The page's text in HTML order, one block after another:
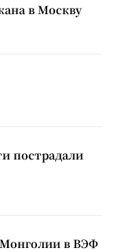
в Москву
пострадали
в ВЭФ